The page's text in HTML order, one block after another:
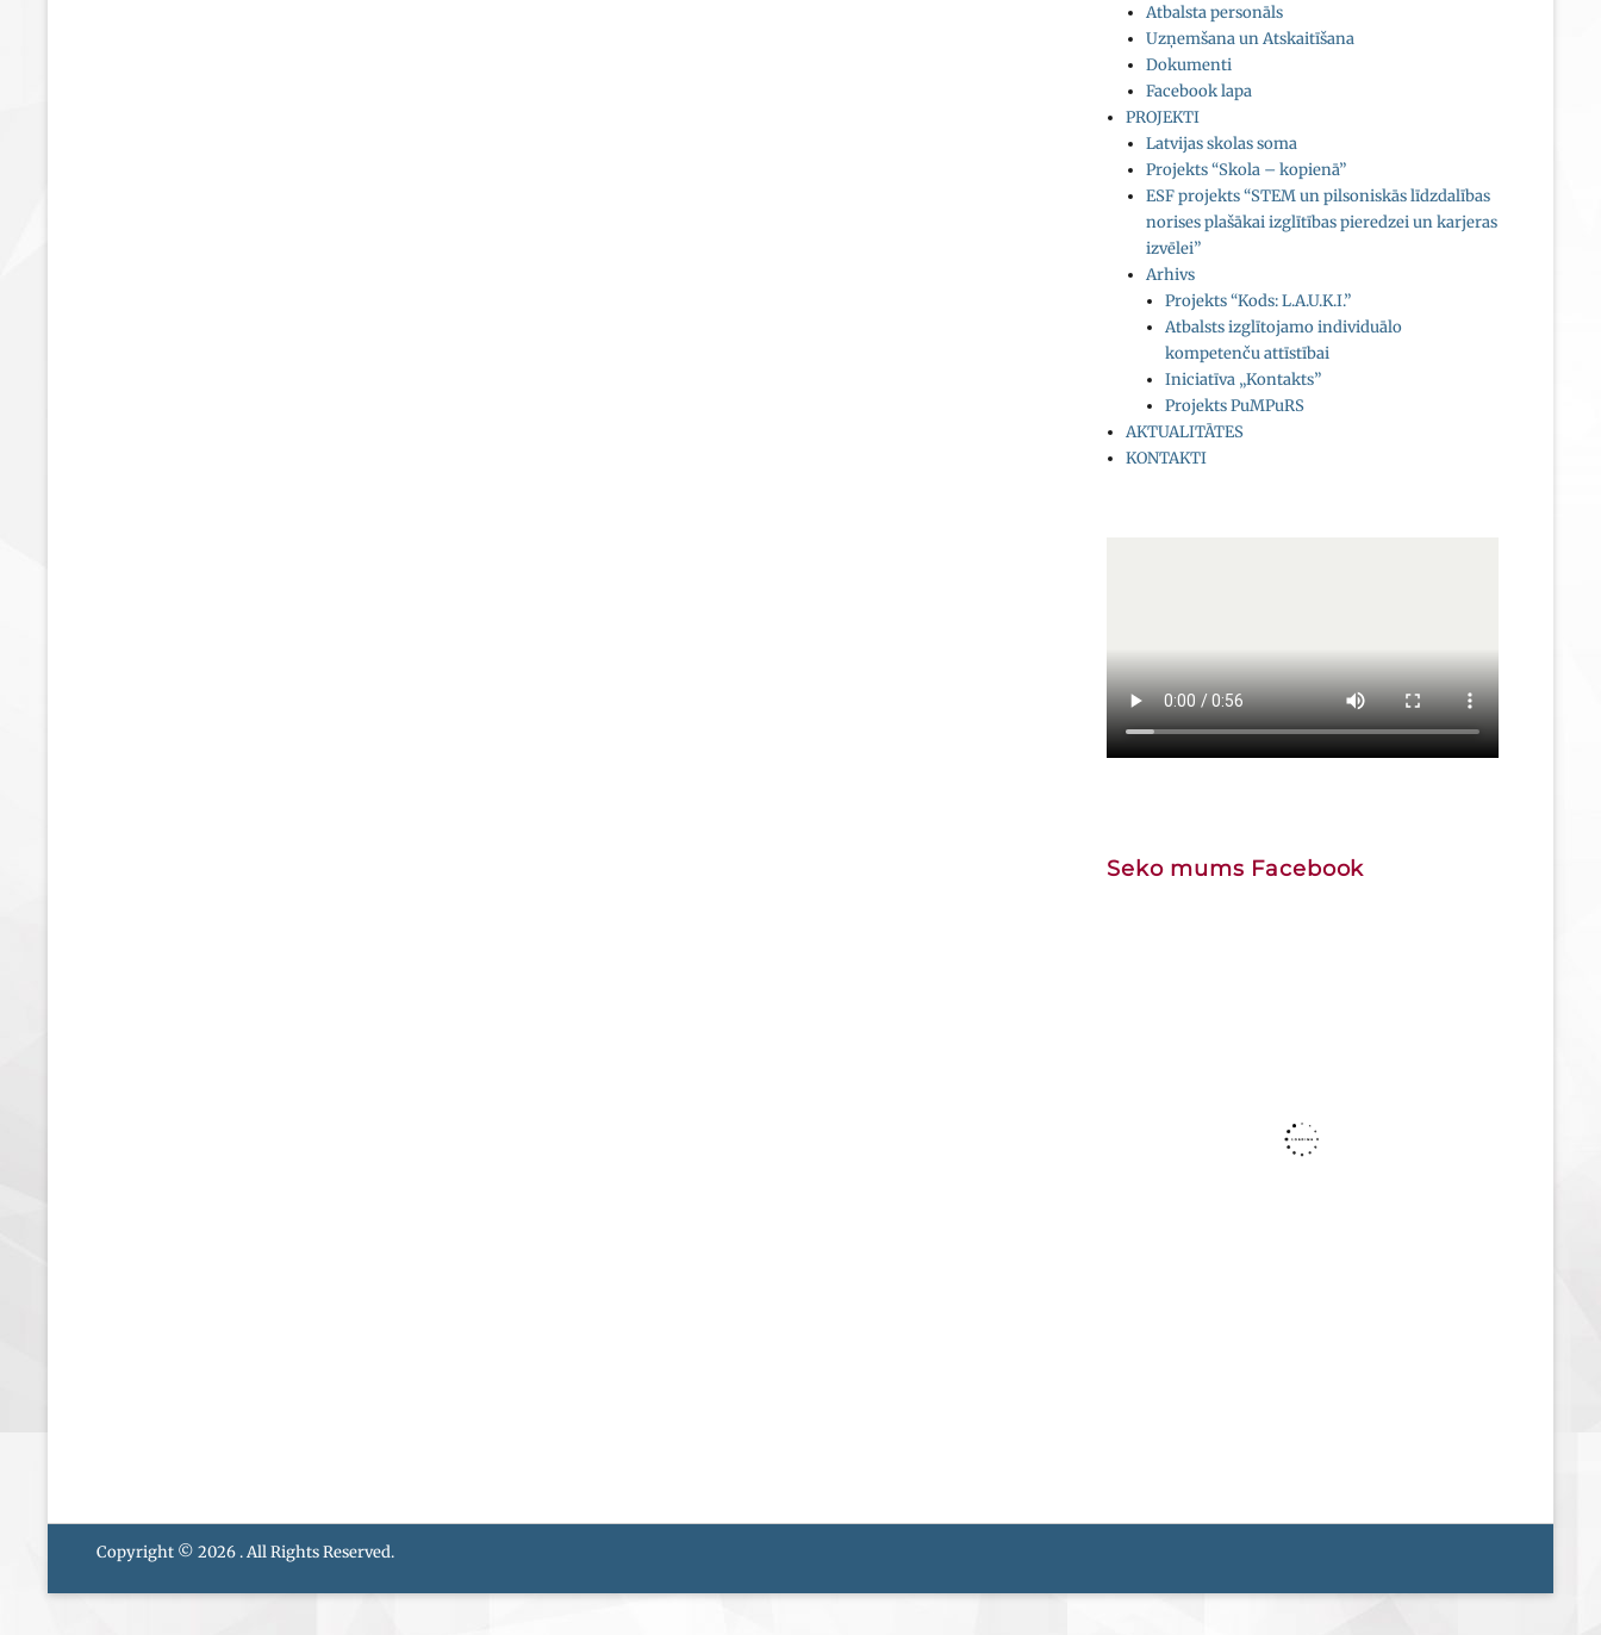
Atbalsta personāls
Uzņemšana un Atskaitīšana
Dokumenti
Facebook lapa
PROJEKTI
Latvijas skolas soma
Projekts “Skola – kopienā”
ESF projekts “STEM un pilsoniskās līdzdalības
norises plašākai izglītības pieredzei un karjeras
izvēlei”
Arhivs
Projekts “Kods: L.A.U.K.I.”
Atbalsts izglītojamo individuālo
kompetenču attīstībai
Iniciatīva „Kontakts”
Projekts PuMPuRS
AKTUALITĀTES
KONTAKTI
Seko mums Facebook
Copyright © 2026. All Rights Reserved.